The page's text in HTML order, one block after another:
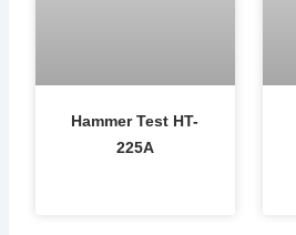
Hammer Test HT-
225A